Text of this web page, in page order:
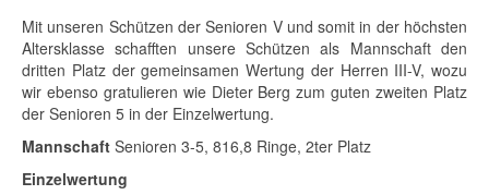
Mit unseren Schützen der Senioren V und somit in der höchsten
Altersklasse schafften unsere Schützen als Mannschaft den
dritten Platz der gemeinsamen Wertung der Herren III-V, wozu
wir ebenso gratulieren wie Dieter Berg zum guten zweiten Platz
der Senioren 5 in der Einzelwertung.
Mannschaft Senioren 3-5, 816,8 Ringe, 2ter Platz
Einzelwertung